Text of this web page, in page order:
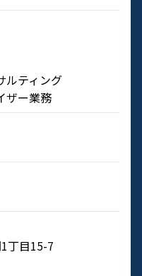
ルティング
ザー業務
丁目15-7